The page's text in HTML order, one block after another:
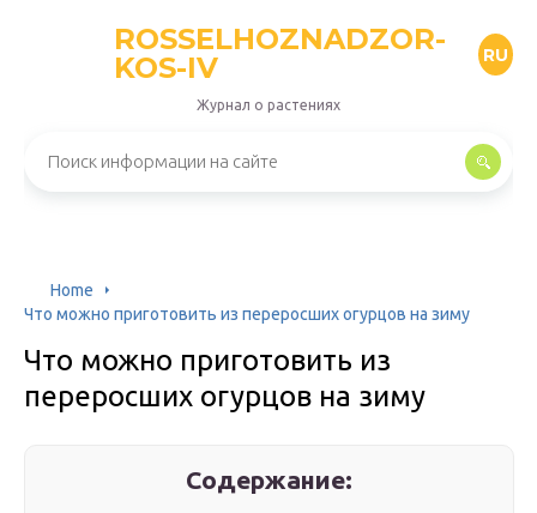
ROSSELHOZNADZOR-
KOS-IV
RU
Журнал о растениях
Home
Что можно приготовить из переросших огурцов на зиму
Что можно приготовить из
переросших огурцов на зиму
Содержание: